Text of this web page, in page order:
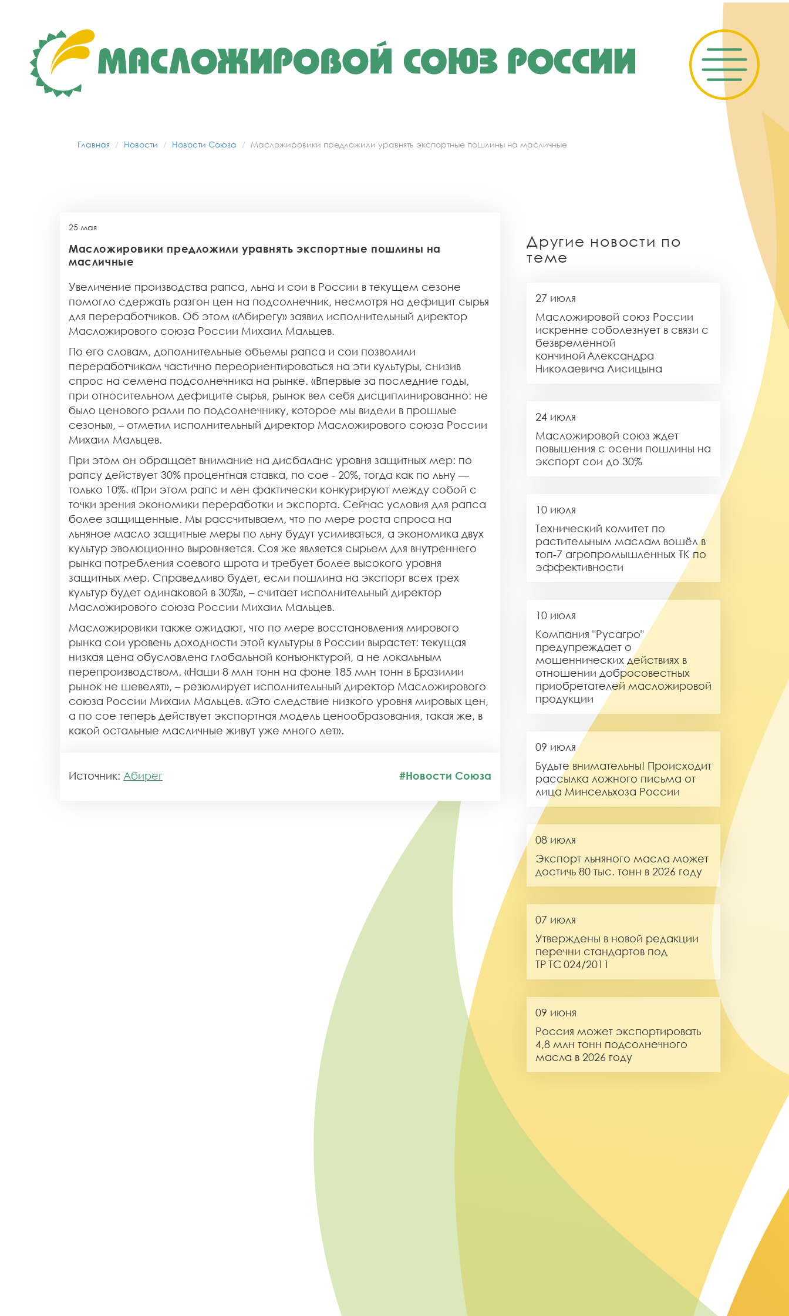
Главная Новости Новости Союза Масложировики предложили уравнять экспортные пошлины на масличные
25 мая
Масложировики предложили уравнять экспортные пошлины на
масличные
Увеличение производства рапса, льна и сои в России в текущем сезоне
помогло сдержать разгон цен на подсолнечник, несмотря на дефицит сырья
для переработчиков. Об этом «Абирегу» заявил исполнительный директор
Масложирового союза России Михаил Мальцев.
По его словам, дополнительные объемы рапса и сои позволили
переработчикам частично переориентироваться на эти культуры, снизив
спрос на семена подсолнечника на рынке. «Впервые за последние годы,
при относительном дефиците сырья, рынок вел себя дисциплинированно: не
было ценового ралли по подсолнечнику, которое мы видели в прошлые
сезоны», – отметил исполнительный директор Масложирового союза России
Михаил Мальцев.
При этом он обращает внимание на дисбаланс уровня защитных мер: по
рапсу действует 30% процентная ставка, по сое - 20%, тогда как по льну —
только 10%. «При этом рапс и лен фактически конкурируют между собой с
точки зрения экономики переработки и экспорта. Сейчас условия для рапса
более защищенные. Мы рассчитываем, что по мере роста спроса на
льняное масло защитные меры по льну будут усиливаться, а экономика двух
культур эволюционно выровняется. Соя же является сырьем для внутреннего
рынка потребления соевого шрота и требует более высокого уровня
защитных мер. Справедливо будет, если пошлина на экспорт всех трех
культур будет одинаковой в 30%», – считает исполнительный директор
Масложирового союза России Михаил Мальцев.
Масложировики также ожидают, что по мере восстановления мирового
рынка сои уровень доходности этой культуры в России вырастет: текущая
низкая цена обусловлена глобальной конъюнктурой, а не локальным
перепроизводством. «Наши 8 млн тонн на фоне 185 млн тонн в Бразилии
рынок не шевелят», – резюмирует исполнительный директор Масложирового
союза России Михаил Мальцев. «Это следствие низкого уровня мировых цен,
а по сое теперь действует экспортная модель ценообразования, такая же, в
какой остальные масличные живут уже много лет».
Источник: Абирег #Новости Союза
Другие новости по
теме
27 июля
Масложировой союз России
искренне соболезнует в связи с
безвременной
кончиной Александра
Николаевича Лисицына
24 июля
Масложировой союз ждет
повышения с осени пошлины на
экспорт сои до 30%
10 июля
Технический комитет по
растительным маслам вошёл в
топ‑7 агропромышленных ТК по
эффективности
10 июля
Компания "Русагро"
предупреждает о
мошеннических действиях в
отношении добросовестных
приобретателей масложировой
продукции
09 июля
Будьте внимательны! Происходит
рассылка ложного письма от
лица Минсельхоза России
08 июля
Экспорт льняного масла может
достичь 80 тыс. тонн в 2026 году
07 июля
Утверждены в новой редакции
перечни стандартов под
ТР ТС 024/2011
09 июня
Россия может экспортировать
4,8 млн тонн подсолнечного
масла в 2026 году